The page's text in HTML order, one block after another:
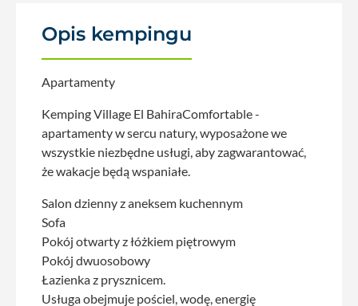
Opis kempingu
Apartamenty
Kemping Village El BahiraComfortable -
apartamenty w sercu natury, wyposażone we
wszystkie niezbędne usługi, aby zagwarantować,
że wakacje będą wspaniałe.
Salon dzienny z aneksem kuchennym
Sofa
Pokój otwarty z łóżkiem piętrowym
Pokój dwuosobowy
Łazienka z prysznicem.
Usługa obejmuje pościel, wodę, energię